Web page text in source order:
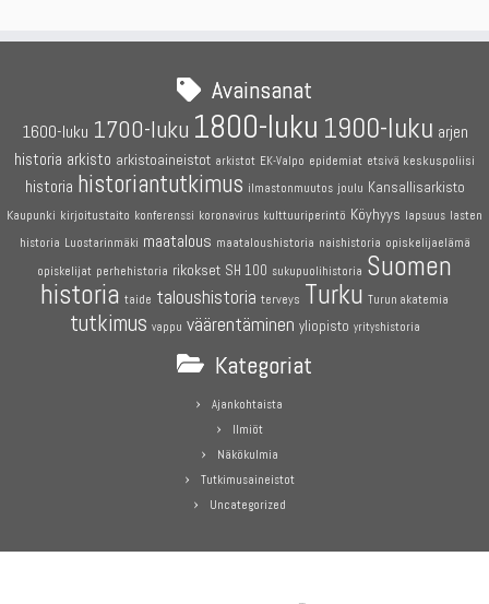
Avainsanat
1600-luku 1700-luku 1800-luku 1900-luku arjen
historia arkisto arkistoaineistot arkistot EK-Valpo epidemiat etsivä keskuspoliisi
historia historiantutkimus ilmastonmuutos joulu Kansallisarkisto
Kaupunki kirjoitustaito konferenssi koronavirus kulttuuriperintö Köyhyys lapsuus lasten
historia Luostarinmäki maatalous maataloushistoria naishistoria opiskelijaelämä
opiskelijat perhehistoria rikokset SH 100 sukupuolihistoria Suomen
historia taide taloushistoria terveys Turku Turun akatemia
tutkimus vappu väärentäminen yliopisto yrityshistoria
Kategoriat
Ajankohtaista
Ilmiöt
Näkökulmia
Tutkimusaineistot
Uncategorized